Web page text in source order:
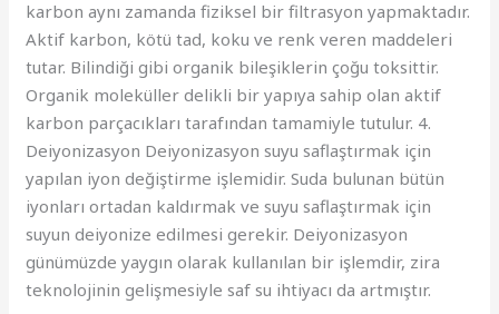
karbon aynı zamanda fiziksel bir filtrasyon yapmaktadır.
Aktif karbon, kötü tad, koku ve renk veren maddeleri
tutar. Bilindiği gibi organik bileşiklerin çoğu toksittir.
Organik moleküller delikli bir yapıya sahip olan aktif
karbon parçacıkları tarafından tamamiyle tutulur. 4.
Deiyonizasyon Deiyonizasyon suyu saflaştırmak için
yapılan iyon değiştirme işlemidir. Suda bulunan bütün
iyonları ortadan kaldırmak ve suyu saflaştırmak için
suyun deiyonize edilmesi gerekir. Deiyonizasyon
günümüzde yaygın olarak kullanılan bir işlemdir, zira
teknolojinin gelişmesiyle saf su ihtiyacı da artmıştır.